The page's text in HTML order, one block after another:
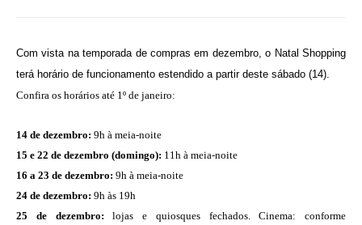
Com vista na temporada de compras em dezembro, o Natal Shopping
terá horário de funcionamento estendido a partir deste sábado (14).
Confira os horários até 1º de janeiro:
14 de dezembro: 9h à meia-noite
15 e 22 de dezembro (domingo): 11h à meia-noite
16 a 23 de dezembro: 9h à meia-noite
24 de dezembro: 9h às 19h
25 de dezembro: lojas e quiosques fechados. Cinema: conforme